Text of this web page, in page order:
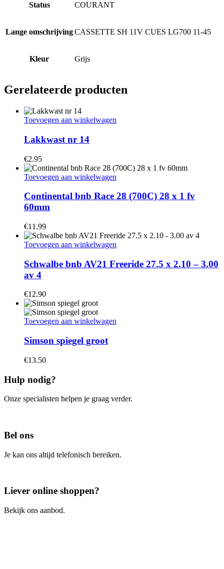
Status COURANT
Lange omschrijvingCASSETTE SH 11V CUES LG700 11-45
Kleur Grijs
Gerelateerde producten
Toevoegen aan winkelwagen
Lakkwast nr 14
€2.95
Toevoegen aan winkelwagen
Continental bnb Race 28 (700C) 28 x 1 fv
60mm
€11.99
Toevoegen aan winkelwagen
Schwalbe bnb AV21 Freeride 27.5 x 2.10 – 3.00
av 4
€12.90
Toevoegen aan winkelwagen
Simson spiegel groot
€13.50
Hulp nodig?
Onze specialisten helpen je graag verder.
Bel ons
Je kan ons altijd telefonisch bereiken.
Liever online shoppen?
Bekijk ons aanbod.